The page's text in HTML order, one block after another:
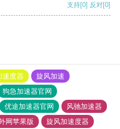
支持[0] 反对[0]
速度器
旋风加速
狗急加速器官网
优途加速器官网
风驰加速器
网苹果版
旋风加速度器